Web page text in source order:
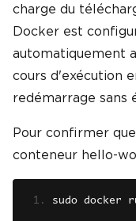
charge du
Docker est
automatiquement
cours d'exécution
redémarrage sans
Pour confirmer
conteneur hello-
sudo docker